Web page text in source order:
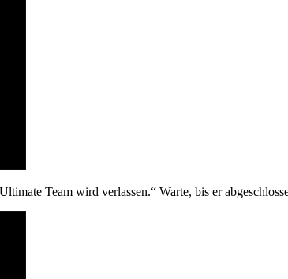
Team wird verlassen.“ Warte, bis er